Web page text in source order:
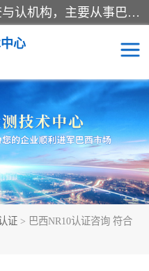
*是一家的测试、评估、检查与认机构，主要从事巴西NR10认证、NR12认证、NR13认证；ANATEL认证、INMTRO认证，欧盟CE认证：MD认证，PED认证，MID认证，ATEX认证，德国蓝色天使认证。
心
证 > 巴西NR10认证咨询 符合
NR10认证
NR13认证
巴西NR认证
RETIE认证